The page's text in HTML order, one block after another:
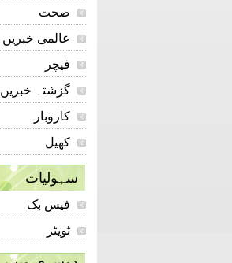
صحت
عالمی خبریں
فیچر
گزشتہ خبریں
کاروبار
کھیل
سہولیات
فیس بک
ٹویٹر